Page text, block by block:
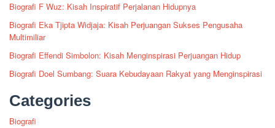
Biografi F Wuz: Kisah Inspiratif Perjalanan Hidupnya
Biografi Eka Tjipta Widjaja: Kisah Perjuangan Sukses Pengusaha
Multimiliar
Biografi Effendi Simbolon: Kisah Menginspirasi Perjuangan Hidup
Biografi Doel Sumbang: Suara Kebudayaan Rakyat yang Menginspirasi
Categories
Biografi